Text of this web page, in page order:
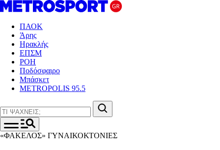
ΠΑΟΚ
Άρης
Ηρακλής
ΕΠΣΜ
ΡΟΗ
Ποδόσφαιρο
Μπάσκετ
METROPOLIS 95.5
«ΦΑΚΕΛΟΣ» ΓΥΝΑΙΚΟΚΤΟΝΙΕΣ